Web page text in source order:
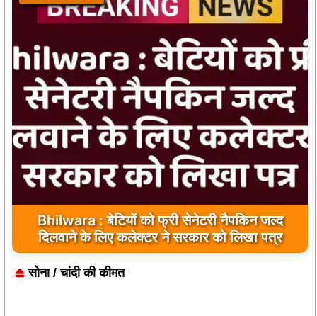
Bhilwara : बेटियों को फ्री सेनेटरी नैपकिन जल्द
दिलवाने के लिए कलेक्टर ने सरकार को लिखा पत्र
सोना / चांदी की कीमत